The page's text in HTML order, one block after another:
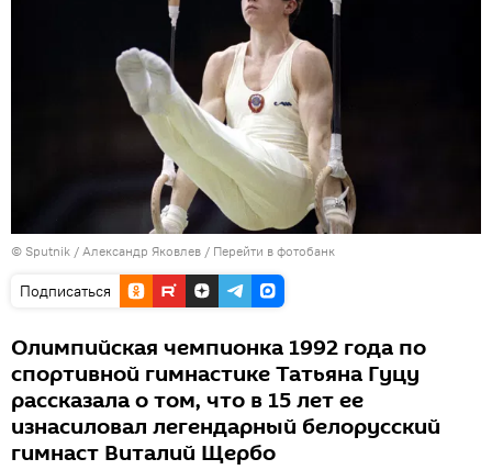
© Sputnik / Александр Яковлев / Перейти в фотобанк
Подписаться
Олимпийская чемпионка 1992 года по
спортивной гимнастике Татьяна Гуцу
рассказала о том, что в 15 лет ее
изнасиловал легендарный белорусский
гимнаст Виталий Щербо